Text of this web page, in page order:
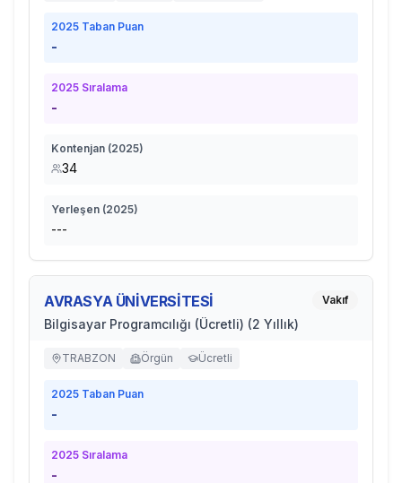
2025 Taban Puan
-
2025 Sıralama
-
Kontenjan (2025)
34
Yerleşen (2025)
---
AVRASYA ÜNİVERSİTESİ
Bilgisayar Programcılığı (Ücretli) (2 Yıllık)
Vakıf
TRABZON Örgün Ücretli
2025 Taban Puan
-
2025 Sıralama
-